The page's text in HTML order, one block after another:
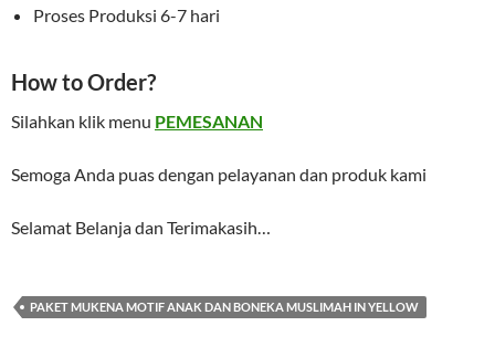
Proses Produksi 6-7 hari
How to Order?
Silahkan klik menu PEMESANAN
Semoga Anda puas dengan pelayanan dan produk kami
Selamat Belanja dan Terimakasih…
PAKET MUKENA MOTIF ANAK DAN BONEKA MUSLIMAH IN YELLOW